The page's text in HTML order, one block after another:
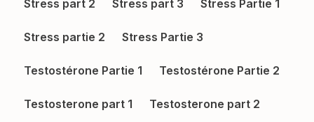
Stress part 2 Stress part 3 Stress Partie 1
Stress partie 2 Stress Partie 3
Testostérone Partie 1 Testostérone Partie 2
Testosterone part 1 Testosterone part 2